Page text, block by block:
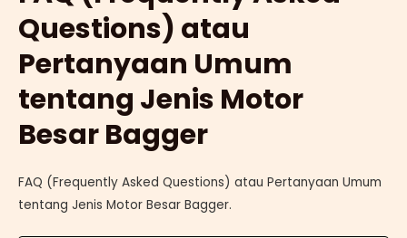
Questions) atau
Pertanyaan Umum
tentang Jenis Motor
Besar Bagger
FAQ (Frequently Asked Questions) atau Pertanyaan Umum
tentang Jenis Motor Besar Bagger.